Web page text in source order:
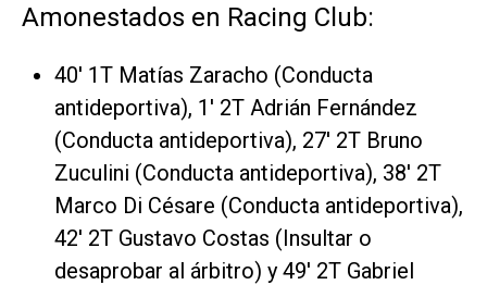
Amonestados en Racing Club:
40' 1T Matías Zaracho (Conducta
antideportiva), 1' 2T Adrián Fernández
(Conducta antideportiva), 27' 2T Bruno
Zuculini (Conducta antideportiva), 38' 2T
Marco Di Césare (Conducta antideportiva),
42' 2T Gustavo Costas (Insultar o
desaprobar al árbitro) y 49' 2T Gabriel